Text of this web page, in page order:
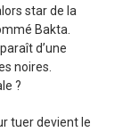
star de la
Bakta.
d’une
noires.
?
tuer devient le